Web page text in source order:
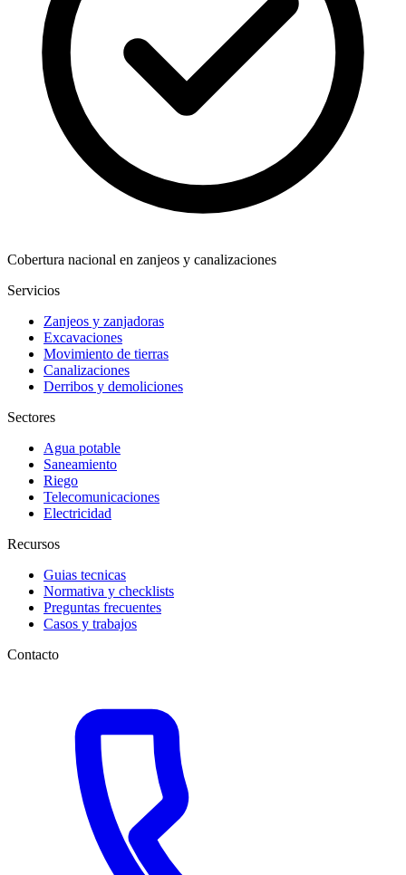
Cobertura nacional en zanjeos y canalizaciones
Servicios
Zanjeos y zanjadoras
Excavaciones
Movimiento de tierras
Canalizaciones
Derribos y demoliciones
Sectores
Agua potable
Saneamiento
Riego
Telecomunicaciones
Electricidad
Recursos
Guias tecnicas
Normativa y checklists
Preguntas frecuentes
Casos y trabajos
Contacto